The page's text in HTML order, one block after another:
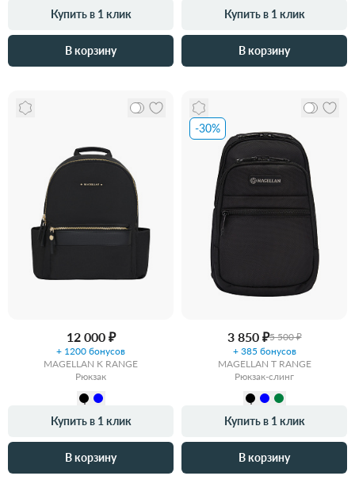
Купить в 1 клик
В корзину
Купить в 1 клик
В корзину
12 000 ₽
+ 1200 бонусов
MAGELLAN K RANGE
Рюкзак
Купить в 1 клик
В корзину
-30%
3 850 ₽5 500 ₽
+ 385 бонусов
MAGELLAN T RANGE
Рюкзак-слинг
Купить в 1 клик
В корзину